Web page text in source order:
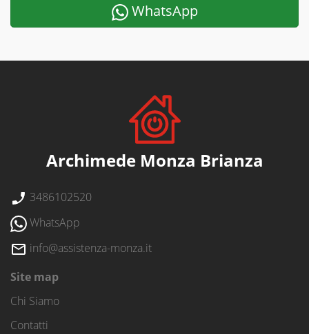
WhatsApp
Archimede Monza Brianza
3486102520
WhatsApp
info@assistenza-monza.it
Site map
Chi Siamo
Contatti